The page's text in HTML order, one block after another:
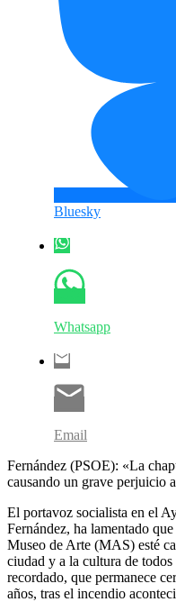
Bluesky
Whatsapp
Email
Fernández (PSOE): «La
causando un grave perjuicio
El portavoz socialista en el
Fernández, ha lamentado
Museo de Arte (MAS) esté
ciudad y a la cultura de
recordado, que permanece
años, tras el incendio